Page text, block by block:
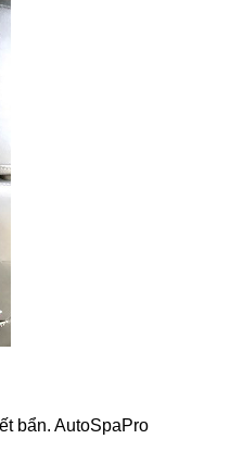
bẩn. AutoSpaPro